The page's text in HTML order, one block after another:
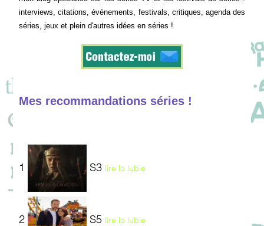
interviews, citations, événements, festivals, critiques, agenda des
séries, jeux et plein d'autres idées en séries !
Mes recommandations séries !
1 S3 lire la lubie
2 S5 lire la lubie